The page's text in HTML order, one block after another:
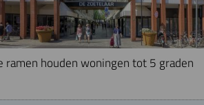
ramen houden woningen tot 5 graden